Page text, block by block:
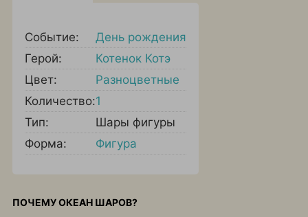
Событие:
День рождения
Герой:
Котенок Котэ
Цвет:
Разноцветные
Количество:1
Тип:
Шары фигуры
Форма:
Фигура
ПОЧЕМУ ОКЕАН ШАРОВ?